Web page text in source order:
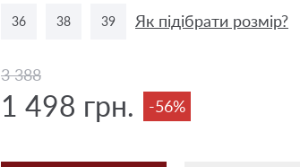
36 38 39 Як підібрати розмір?
3 388
1 498 грн. -56%